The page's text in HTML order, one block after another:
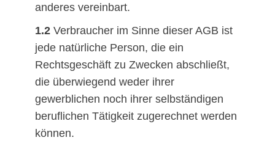
anderes vereinbart.
1.2Verbraucher im Sinne dieser AGB ist
jede natürliche Person, die ein
Rechtsgeschäft zu Zwecken abschließt,
die überwiegend weder ihrer
gewerblichen noch ihrer selbständigen
beruflichen Tätigkeit zugerechnet werden
können.